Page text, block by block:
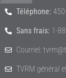
Téléphone:
Sans frais: 1-
Courriel:
TVRM général